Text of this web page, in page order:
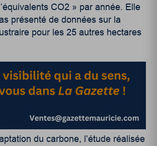
CO2 » par année. Elle
présenté de données sur la
pour les 25 autres hectares
du carbone, l’étude réalisée